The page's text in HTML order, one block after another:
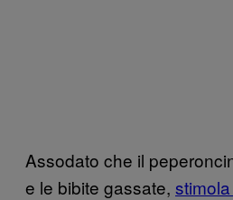
Assodato che il
e le bibite gassate,